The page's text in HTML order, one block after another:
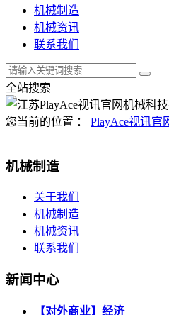
机械制造
机械资讯
联系我们
全站搜索
您当前的位置 ： PlayAce视讯官
机械制造
关于我们
机械制造
机械资讯
联系我们
新闻中心
【对外商业】经济